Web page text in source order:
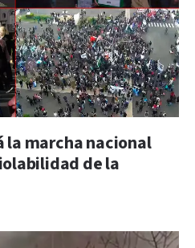
la marcha nacional
de la